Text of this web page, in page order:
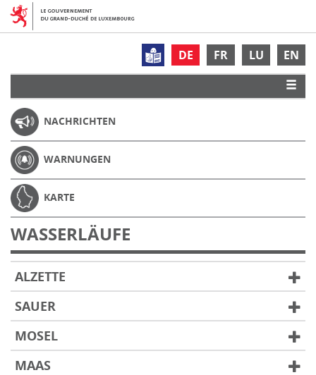
DE FR LU EN
NACHRICHTEN
WARNUNGEN
KARTE
WASSERLÄUFE
ALZETTE
SAUER
MOSEL
MAAS